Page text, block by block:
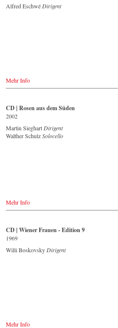
Saturn.de
Europdisc.co.uk
PrestoMusic.com
Japan / 日本
King Records
Amazon.co.jp
Naxosdirect.com
Amazon.com
Naxos.com
Spotify
Thalia.at
Gramola.at
Deutschland
Amazon.de
JPC.de
Saturn.de
Amazon.co.uk
Europadisc.co.uk
- - - - - - - - ASIEN - - - - - - - -
USA
Alfred Eschwé Dirigent
Mehr Info
CD | Rosen aus dem Süden
2002
Martin Sieghart Dirigent
Walther SchulzSolocello
Mehr Info
CD | Wiener Frauen - Edition 9
1969
Willi Boskovsky Dirigent
Mehr Info